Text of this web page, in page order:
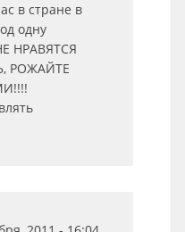
в стране в
одну
НРАВЯТСЯ
РОЖАЙТЕ